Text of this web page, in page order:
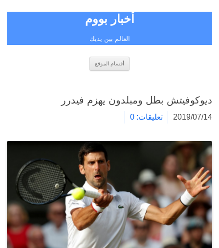
أخبار بووم
العالم بين يديك
أقسام الموقع
ديوكوفيتش بطل ومبلدون يهزم فيدرر
2019/07/14 تعليقات: 0